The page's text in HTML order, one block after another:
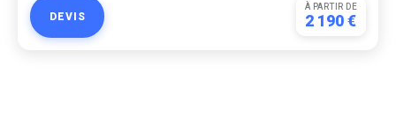
DEVIS
À PARTIR DE
2 190 €